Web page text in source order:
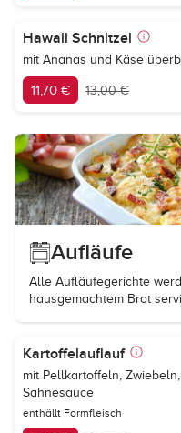
Hawaii Schnitzel
mit Ananas und Käse
11,70 € 13,00 €
Aufläufe
Alle Aufläufegerichte
hausgemachtem Brot
Kartoffelauflauf
mit Pellkartoffeln,
Sahnesauce
enthällt Formfleisch